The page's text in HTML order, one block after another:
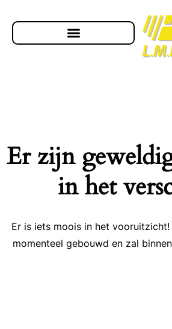
Er zijn
in het
Er is iets moois in het
momenteel gebouwd en zal